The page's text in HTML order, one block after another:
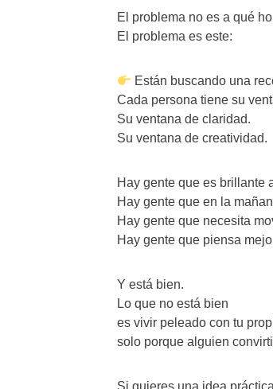
El problema no es a qué
El problema es este:
Están buscando una
Cada persona tiene su
Su ventana de claridad.
Su ventana de creatividad.
Hay gente que es brillante
Hay gente que en la
Hay gente que necesita
Hay gente que piensa
Y está bien.
Lo que no está bien
es vivir peleado con tu
solo porque alguien
Si quieres una idea